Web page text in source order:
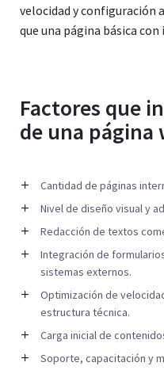
velocidad y configuración
que una página básica
Factores que
de una página
Cantidad de páginas
Nivel de diseño visual y
Redacción de textos
Integración de
sistemas externos.
Optimización de
estructura técnica.
Carga inicial de
Soporte, capacitación y